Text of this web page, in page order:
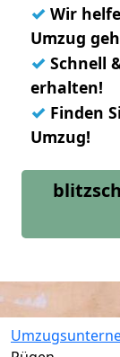
✓ Wir
Umzug
✓ Schnell
erhalten!
✓ Finden
Umzug!